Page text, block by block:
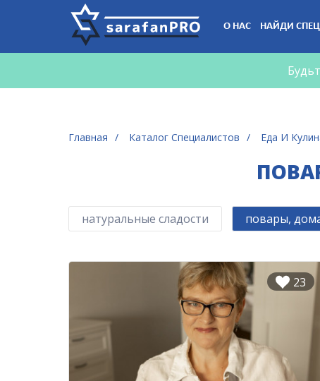
О НАС НАЙДИ
Что
Вы
ищете?
Главная Каталог Специалистов Еда И
натуральные сладости повары,
23